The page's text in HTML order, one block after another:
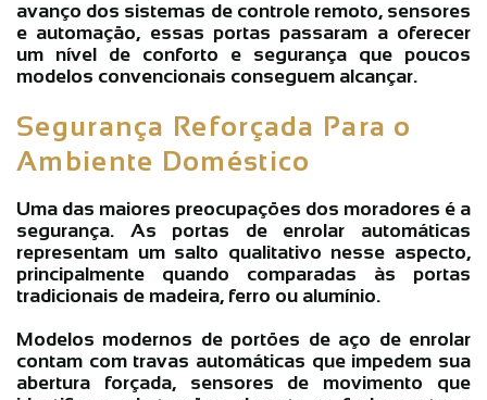
avanço dos sistemas de controle remoto, sensores
e automação, essas portas passaram a oferecer
um nível de conforto e segurança que poucos
modelos convencionais conseguem alcançar.
Segurança Reforçada Para o
Ambiente Doméstico
Uma das maiores preocupações dos moradores é a
segurança. As portas de enrolar automáticas
representam um salto qualitativo nesse aspecto,
principalmente quando comparadas às portas
tradicionais de madeira, ferro ou alumínio.
Modelos modernos de portões de aço de enrolar
contam com travas automáticas que impedem sua
abertura forçada, sensores de movimento que